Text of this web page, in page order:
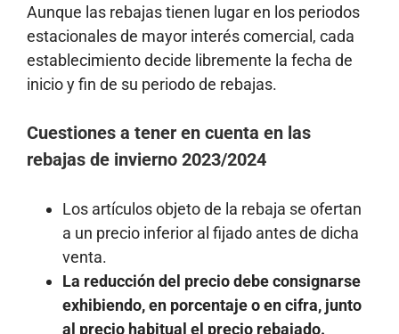
Aunque las rebajas tienen lugar en los periodos
estacionales de mayor interés comercial, cada
establecimiento decide libremente la fecha de
inicio y fin de su periodo de rebajas.
Cuestiones a tener en cuenta en las
rebajas de invierno 2023/2024
Los artículos objeto de la rebaja se ofertan
a un precio inferior al fijado antes de dicha
venta.
La reducción del precio debe consignarse
exhibiendo, en porcentaje o en cifra, junto
al precio habitual el precio rebajado.